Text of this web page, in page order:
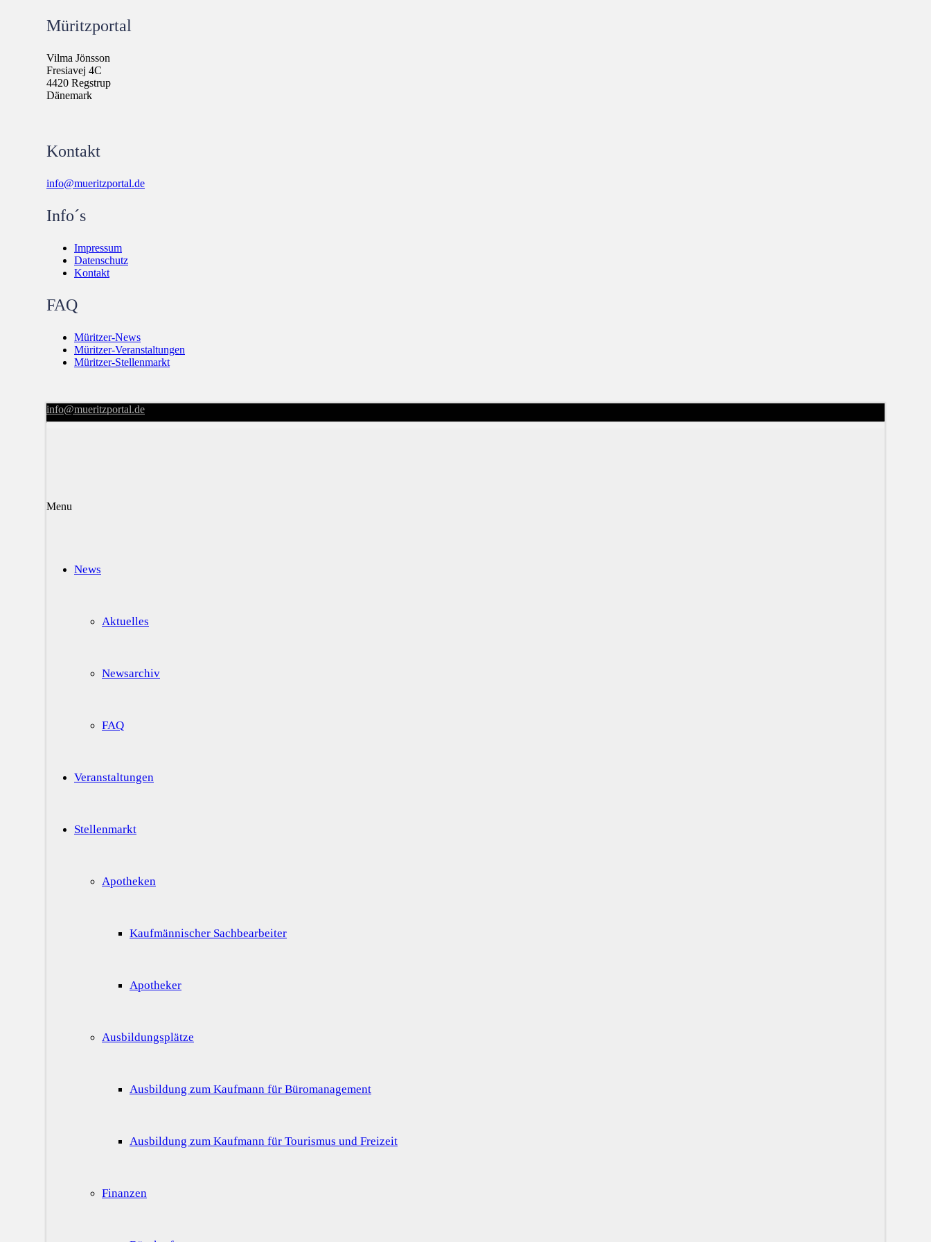
Müritzportal
Vilma Jönsson
Fresiavej 4C
4420 Regstrup
Dänemark
Kontakt
info@mueritzportal.de
Info´s
Impressum
Datenschutz
Kontakt
FAQ
Müritzer-News
Müritzer-Veranstaltungen
Müritzer-Stellenmarkt
info@mueritzportal.de
Menu
News
Aktuelles
Newsarchiv
FAQ
Veranstaltungen
Stellenmarkt
Apotheken
Kaufmännischer Sachbearbeiter
Apotheker
Ausbildungsplätze
Ausbildung zum Kaufmann für Büromanagement
Ausbildung zum Kaufmann für Tourismus und Freizeit
Finanzen